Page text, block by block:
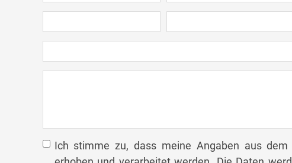
Ich stimme zu, dass meine Angaben aus